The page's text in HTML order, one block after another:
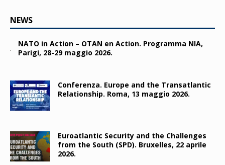
NEWS
NATO in Action – OTAN en Action. Programma NIA,
Parigi, 28-29 maggio 2026.
Conferenza. Europe and the Transatlantic
Relationship. Roma, 13 maggio 2026.
Euroatlantic Security and the Challenges
from the South (SPD). Bruxelles, 22 aprile
2026.